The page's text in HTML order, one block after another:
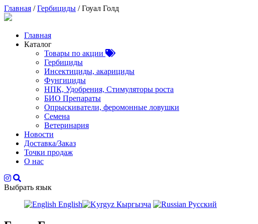
Главная /Гербициды / Гоуал Голд
Главная
Каталог
Товары по акции
Гербициды
Инсектициды, акарициды
Фунгициды
НПК, Удобрения, Стимуляторы роста
БИО Препараты
Опрыскиватели, феромонные ловушки
Семена
Ветеринария
Новости
Доставка/Заказ
Точки продаж
О нас
Выбрать язык
English
Кыргызча Русский